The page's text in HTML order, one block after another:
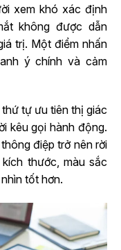
xem khó xác định
không được dẫn
trị. Một điểm nhấn
ý chính và cảm
tự ưu tiên thị giác
kêu gọi hành động.
điệp trở nên rời
thước, màu sắc
tốt hơn.